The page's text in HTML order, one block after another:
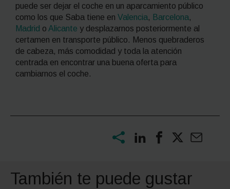
puede ser dejar el coche en un aparcamiento público
como los que Saba tiene en Valencia, Barcelona,
Madrid o Alicante y desplazarnos posteriormente al
certamen en transporte público. Menos quebraderos
de cabeza, más comodidad y toda la atención
centrada en encontrar una buena oferta para
cambiarnos el coche.
También te puede gustar